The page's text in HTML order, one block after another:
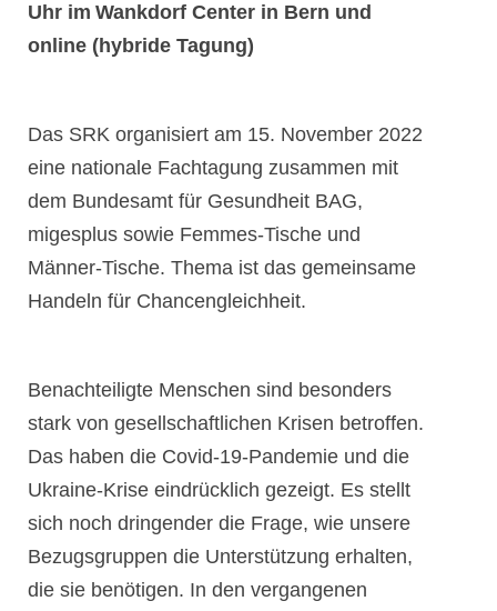
Uhr im Wankdorf Center in Bern und
online (hybride Tagung)
Das SRK organisiert am 15. November 2022
eine nationale Fachtagung zusammen mit
dem Bundesamt für Gesundheit BAG,
migesplus sowie Femmes-Tische und
Männer-Tische. Thema ist das gemeinsame
Handeln für Chancengleichheit.
Benachteiligte Menschen sind besonders
stark von gesellschaftlichen Krisen betroffen.
Das haben die Covid-19-Pandemie und die
Ukraine-Krise eindrücklich gezeigt. Es stellt
sich noch dringender die Frage, wie unsere
Bezugsgruppen die Unterstützung erhalten,
die sie benötigen. In den vergangenen